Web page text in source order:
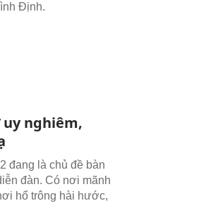
Định.
uy nghiêm,
đang là chủ đề bàn
đàn. Có nơi mãnh
hổ trông hài hước,